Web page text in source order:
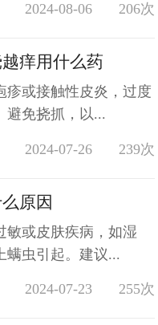
2024-08-06 206次
痒用什么药
疹或接触性皮炎，过度
避免挠抓，以...
2024-07-26 239次
原因
敏或皮肤疾病，如湿
螨虫引起。建议...
2024-07-23 255次